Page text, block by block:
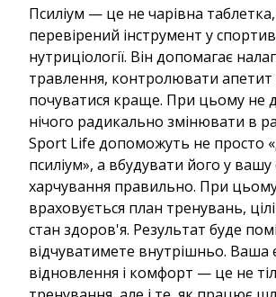
Псиліум — це не чарівна
перевірений інструмент у
нутриціології. Він допомагає
травлення, контролювати апетит
почуватися краще. При цьому не
нічого радикально змінювати в
Sport Life допоможуть не просто
псиліум», а вбудувати його у вашу
харчування правильно. При
враховується план тренувань,
стан здоров'я. Результат буде
відчуватимете внутрішньо. Ваша
відновлення і комфорт — це не